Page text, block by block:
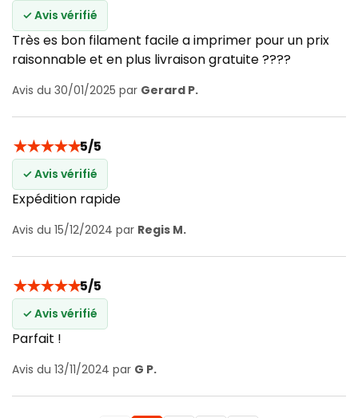
✓ Avis vérifié
Très es bon filament facile a imprimer pour un prix
raisonnable et en plus livraison gratuite ????
Avis du 30/01/2025 par Gerard P.
★★★★★5/5
✓ Avis vérifié
Expédition rapide
Avis du 15/12/2024 par Regis M.
★★★★★5/5
✓ Avis vérifié
Parfait !
Avis du 13/11/2024 par G P.